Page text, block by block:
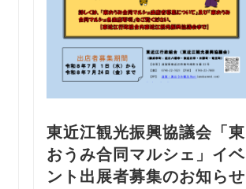
東近江観光振興協議会「東
おうみ合同マルシェ」イベ
ント出展者募集のお知らせ